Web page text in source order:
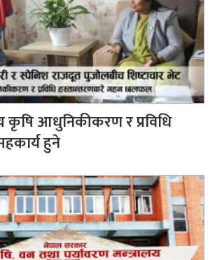
कृषि आधुनिकीकरण र प्रविधि
हुने